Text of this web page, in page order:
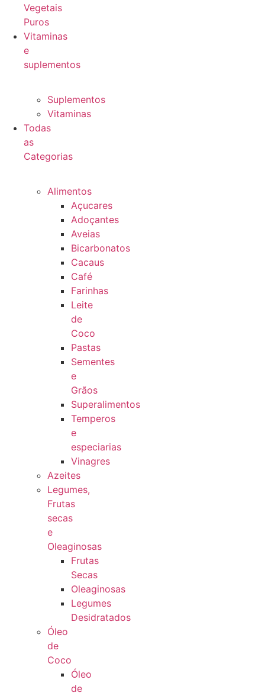
Vegetais
Puros
Vitaminas
e
suplementos
Suplementos
Vitaminas
Todas
as
Categorias
Alimentos
Açucares
Adoçantes
Aveias
Bicarbonatos
Cacaus
Café
Farinhas
Leite
de
Coco
Pastas
Sementes
e
Grãos
Superalimentos
Temperos
e
especiarias
Vinagres
Azeites
Legumes,
Frutas
secas
e
Oleaginosas
Frutas
Secas
Oleaginosas
Legumes
Desidratados
Óleo
de
Coco
Óleo
de